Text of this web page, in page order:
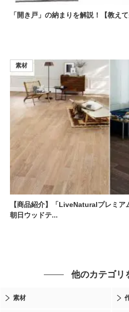
「開き戸」の納まりを解説！【教えて
【商品紹介】「LiveNaturalプレミ
朝日ウッドテ...
素材
他のカテゴリ
素材